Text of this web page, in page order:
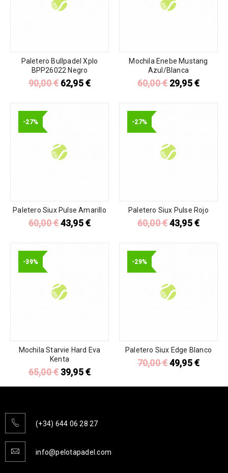
Paletero Bullpadel Xplo
BPP26022 Negro
90,00€ 62,95€
Mochila Enebe Mustang
Azul/Blanca
60,00€ 29,95€
-27%
Paletero Siux Pulse Amarillo
60,00€43,95€
-27%
Paletero Siux Pulse Rojo
60,00€43,95€
-39%
Mochila Starvie Hard Eva
Kenta
65,00€ 39,95€
-29%
Paletero Siux Edge Blanco
70,00€49,95€
(+34) 644 06 28 27
info@pelotapadel.com